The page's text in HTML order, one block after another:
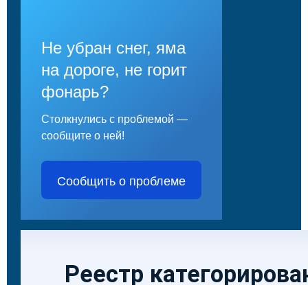
Не убран снег, яма
на дороге, не горит
фонарь?
Столкнулись с проблемой —
сообщите о ней!
Сообщить о проблеме